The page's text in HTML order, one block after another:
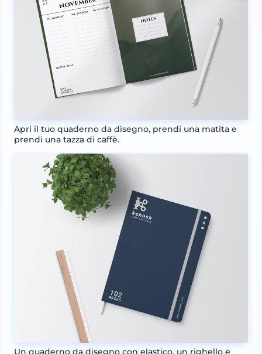
Apri il tuo quaderno da disegno, prendi una matita e
prendi una tazza di caffè.
Un quaderno da disegno con elastico, un righello e